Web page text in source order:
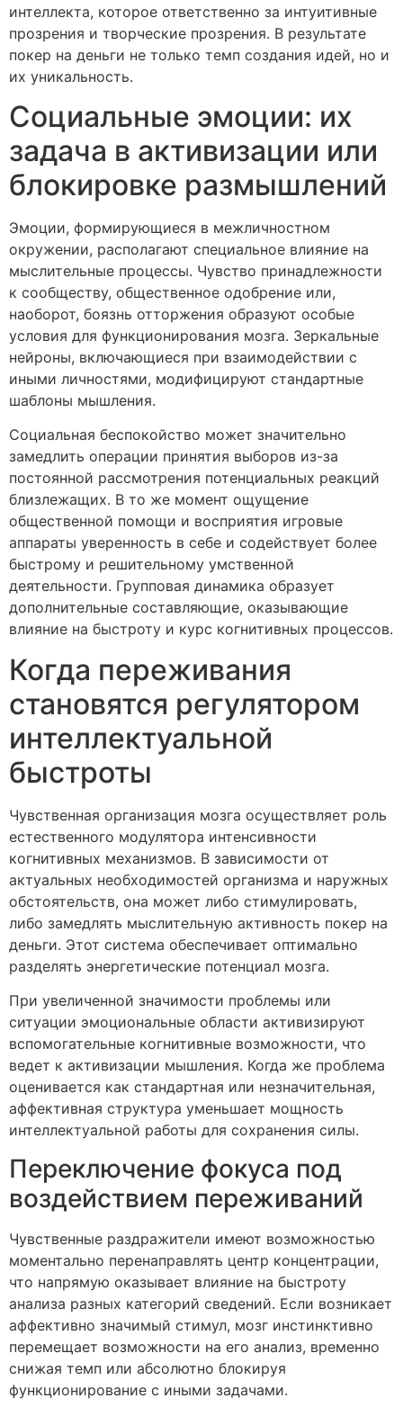
интеллекта, которое ответственно за интуитивные
прозрения и творческие прозрения. В результате
покер на деньги не только темп создания идей, но и
их уникальность.
Социальные эмоции: их
задача в активизации или
блокировке размышлений
Эмоции, формирующиеся в межличностном
окружении, располагают специальное влияние на
мыслительные процессы. Чувство принадлежности
к сообществу, общественное одобрение или,
наоборот, боязнь отторжения образуют особые
условия для функционирования мозга. Зеркальные
нейроны, включающиеся при взаимодействии с
иными личностями, модифицируют стандартные
шаблоны мышления.
Социальная беспокойство может значительно
замедлить операции принятия выборов из-за
постоянной рассмотрения потенциальных реакций
близлежащих. В то же момент ощущение
общественной помощи и восприятия игровые
аппараты уверенность в себе и содействует более
быстрому и решительному умственной
деятельности. Групповая динамика образует
дополнительные составляющие, оказывающие
влияние на быстроту и курс когнитивных процессов.
Когда переживания
становятся регулятором
интеллектуальной
быстроты
Чувственная организация мозга осуществляет роль
естественного модулятора интенсивности
когнитивных механизмов. В зависимости от
актуальных необходимостей организма и наружных
обстоятельств, она может либо стимулировать,
либо замедлять мыслительную активность покер на
деньги. Этот система обеспечивает оптимально
разделять энергетические потенциал мозга.
При увеличенной значимости проблемы или
ситуации эмоциональные области активизируют
вспомогательные когнитивные возможности, что
ведет к активизации мышления. Когда же проблема
оценивается как стандартная или незначительная,
аффективная структура уменьшает мощность
интеллектуальной работы для сохранения силы.
Переключение фокуса под
воздействием переживаний
Чувственные раздражители имеют возможностью
моментально перенаправлять центр концентрации,
что напрямую оказывает влияние на быстроту
анализа разных категорий сведений. Если возникает
аффективно значимый стимул, мозг инстинктивно
перемещает возможности на его анализ, временно
снижая темп или абсолютно блокируя
функционирование с иными задачами.